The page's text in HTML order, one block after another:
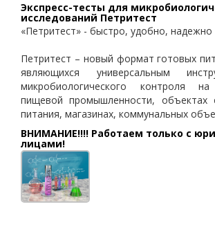
Экспресс-тесты для
исследований Петритест
«Петритест» - быстро, удобно, надежно
Петритест – новый формат готовых
являющихся универсальным
микробиологического контроля на
пищевой промышленности, объектах
питания, магазинах, коммунальных
ВНИМАНИЕ!!!! Работаем только с
лицами!